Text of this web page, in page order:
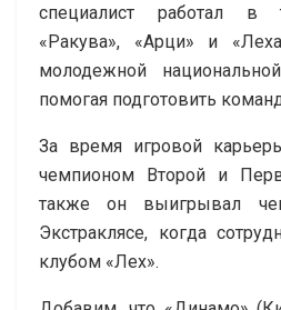
специалист работал в
«Ракува», «Арци» и
молодежной
помогая подготовить
За время игровой
чемпионом Второй и
также он выигрывал
Экстраклясе, когда
клубом «Лех».